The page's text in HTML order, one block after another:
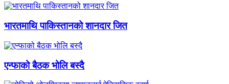
भारतमाथि पाकिस्तानको शानदार जित
एन्फाको बैठक भोलि बस्दै